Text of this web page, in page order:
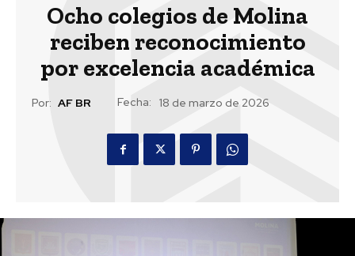
Ocho colegios de Molina
reciben reconocimiento
por excelencia académica
Por: AF BR Fecha: 18 de marzo de 2026